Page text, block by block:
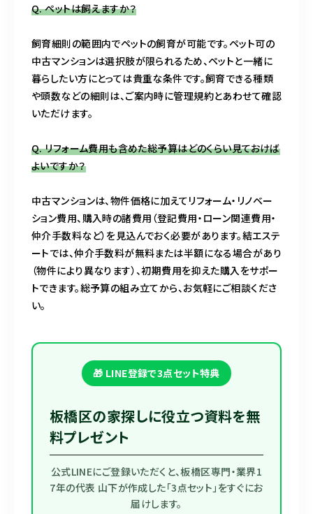
Q. ペットは飼えますか？
飼育細則の範囲内でペットの飼育が可能です。ペット可の
中古マンションは選択肢が限られるため、ペットと一緒に
暮らしたい方にとっては貴重な条件です。飼育できる種類
や頭数などの細則は、ご案内時に管理規約とあわせて確認
いただけます。
Q. リフォーム費用も含めた総予算はどのくらい見ておけば
よいですか？
中古マンションは、物件価格に加えてリフォーム・リノベー
ション費用、購入時の諸費用（登記費用・ローン関連費用・
仲介手数料など）を見込んでおく必要があります。結エステ
ートでは、仲介手数料が無料または半額になる場合があり
（物件により異なります）、初期費用を抑えた購入をサポー
トできます。総予算の組み立てから、お気軽にご相談くださ
い。
🎁 LINE登録で3点セット特典
板橋区の家探しに役立つ資料を無
料プレゼント
公式LINEにご登録いただくと、板橋区専門・業界1
7年の代表 山下が作成した「3点セット」をすぐにお
届けします。